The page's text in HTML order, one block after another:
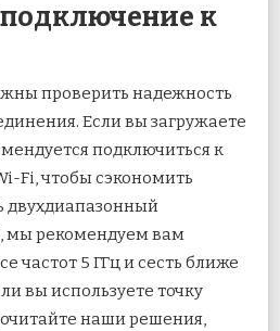
подключение к
проверить надежность
Если вы загружаете
подключиться к
Fi, чтобы сэкономить
двухдиапазонный
мы рекомендуем вам
частот 5 ГГц и сесть ближе
вы используете точку
наши решения,